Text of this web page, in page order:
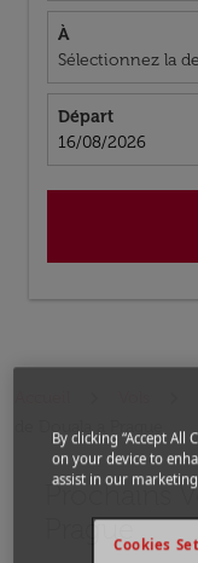
À
Sélectionnez la
Départ
fc-booking-
16/08/2026
de Douala a Prague
Prochains
Prague
Aucun tarif
By clicking “Accept All
on your device to
assist in our
Cookies